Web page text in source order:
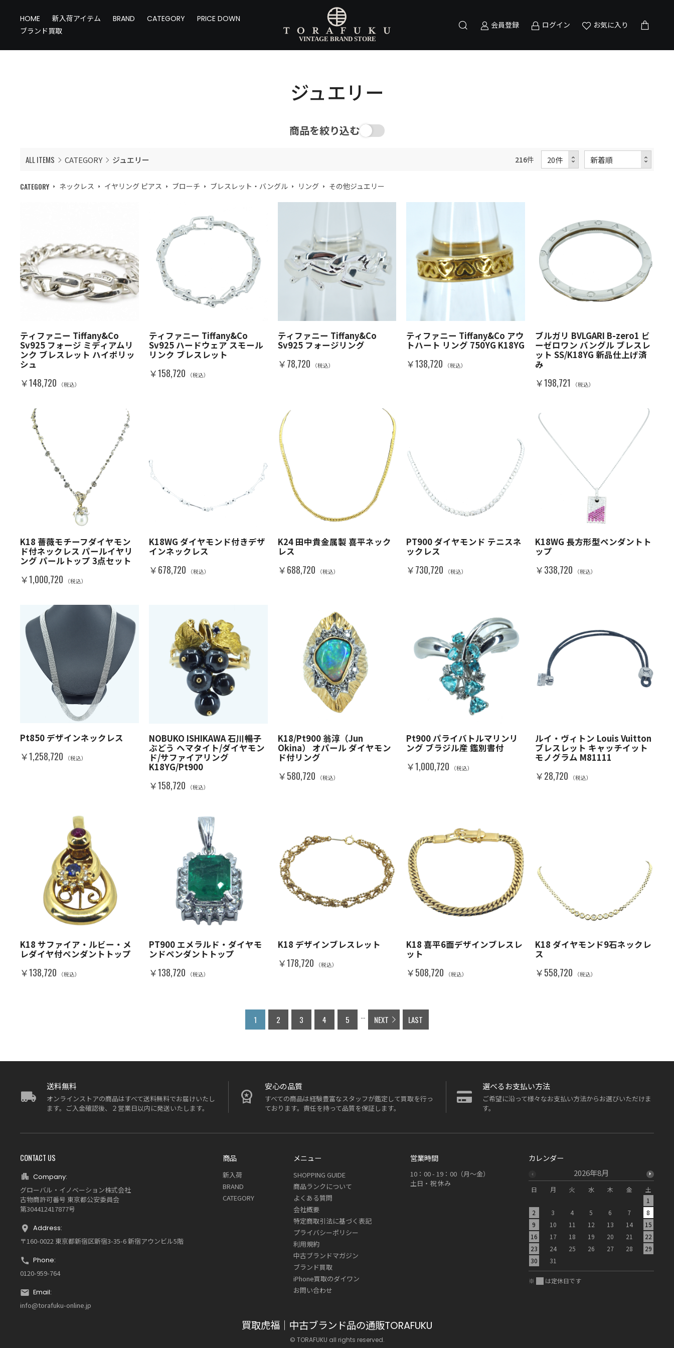
HOME 新入荷アイテム BRAND CATEGORY
PRICE DOWN
ブランド買取
会員登録 ログイン お気に入り
ジュエリー
商品を絞り込む
ALL ITEMS CATEGORY ジュエリー 216件
CATEGORY ネックレス イヤリング ピアス ブローチ ブレスレット・バングル リング その他ジュエリー
ティファニー Tiffany&Co
Sv925 フォージ ミディアムリ
ンク ブレスレット ハイポリッ
シュ
￥148,720 （税込）
ティファニー Tiffany&Co
Sv925 ハードウェア スモール
リンク ブレスレット
￥158,720 （税込）
ティファニー Tiffany&Co
Sv925 フォージリング
￥78,720 （税込）
ティファニー Tiffany&Co アウ
トハート リング 750YG K18YG
￥138,720 （税込）
ブルガリ BVLGARI B-zero1 ビ
ーゼロワン バングル ブレスレ
ット SS/K18YG 新品仕上げ済
み
￥198,721 （税込）
K18 薔薇モチーフダイヤモン
ド付ネックレス パールイヤリ
ング パールトップ 3点セット
￥1,000,720 （税込）
K18WG ダイヤモンド付きデザ
インネックレス
￥678,720 （税込）
K24 田中貴金属製 喜平ネック
レス
￥688,720 （税込）
PT900 ダイヤモンド テニスネ
ックレス
￥730,720 （税込）
K18WG 長方形型ペンダントト
ップ
￥338,720 （税込）
Pt850 デザインネックレス
￥1,258,720 （税込）
NOBUKO ISHIKAWA 石川暢子
ぶどう ヘマタイト/ダイヤモン
ド/サファイアリング
K18YG/Pt900
￥158,720 （税込）
K18/Pt900 翁淳（Jun
Okina） オパール ダイヤモン
ド付リング
￥580,720 （税込）
Pt900 パライバトルマリンリ
ング ブラジル産 鑑別書付
￥1,000,720 （税込）
ルイ・ヴィトン Louis Vuitton
ブレスレット キャッチイット
モノグラム M81111
￥28,720 （税込）
K18 サファイア・ルビー・メ
レダイヤ付ペンダントトップ
￥138,720 （税込）
PT900 エメラルド・ダイヤモ
ンドペンダントトップ
￥138,720 （税込）
K18 デザインブレスレット
￥178,720 （税込）
K18 喜平6面デザインブレスレ
ット
￥508,720 （税込）
K18 ダイヤモンド9石ネックレ
ス
￥558,720 （税込）
1 2 3 4 5 ... NEXT LAST
送料無料
オンラインストアの商品はすべて送料無料でお届けいたし
ます。ご入金確認後、２営業日以内に発送いたします。
安心の品質
すべての商品は経験豊富なスタッフが鑑定して買取を行っ
ております。責任を持って品質を保証します。
選べるお支払い方法
ご希望に沿って様々なお支払い方法からお選びいただけま
す。
CONTACT US
Company:
グローバル・イノベーション株式会社
古物商許可番号 東京都公安委員会
第304412417877号
Address:
〒160-0022 東京都新宿区新宿3-35-6 新宿アウンビル5階
Phone:
0120-959-764
Email:
info@torafuku-online.jp
商品
新入荷
BRAND
CATEGORY
メニュー
SHOPPING GUIDE
商品ランクについて
よくある質問
会社概要
特定商取引法に基づく表記
プライバシーポリシー
利用規約
中古ブランドマガジン
ブランド買取
iPhone買取のダイワン
お問い合わせ
営業時間
10：00 - 19：00（月～金）
土日・祝 休み
カレンダー
2026年8月
日 月 火 水 木 金
土
1
2
3 4 5 6 7
8
9
10 11 12 13 14
15
16
17 18 19 20 21
22
23
24 25 26 27 28
29
30
31
※ は定休日です
買取虎福｜中古ブランド品の通販TORAFUKU
© TORAFUKU all rights reserved.